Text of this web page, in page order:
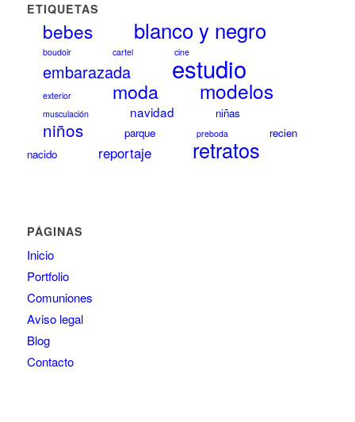
ETIQUETAS
bebes blanco y negro
boudoir cartel cine
embarazada estudio
exterior moda modelos
musculación navidad niñas
niños parque preboda
recien
nacido
reportaje retratos
PÁGINAS
Inicio
Portfolio
Comuniones
Aviso legal
Blog
Contacto